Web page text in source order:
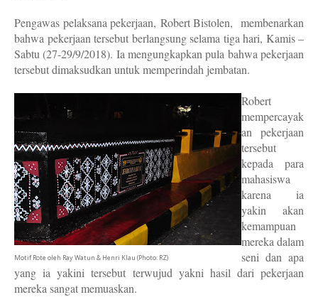
Pengawas pelaksana pekerjaan, Robert Bistolen, membenarkan
bahwa pekerjaan tersebut berlangsung selama tiga hari, Kamis –
Sabtu (27-29/9/2018). Ia mengungkapkan pula bahwa pekerjaan
tersebut dimaksudkan untuk memperindah jembatan.
Motif Rote oleh Ray Watun & Henri Klau (Photo: RZ)
Robert
mempercayak
an pekerjaan
tersebut
kepada para
mahasiswa
karena ia
yakin akan
kemampuan
mereka dalam
seni dan apa
yang ia yakini tersebut terwujud yakni hasil dari pekerjaan
mereka sangat memuaskan.